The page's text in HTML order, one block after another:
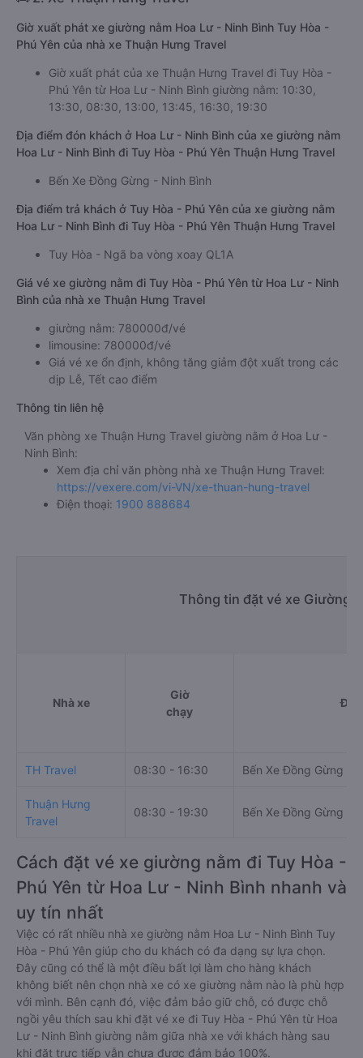
Giờ xuất phát xe giường nằm Hoa Lư - Ninh Bình Tuy Hòa -
Phú Yên của nhà xe Thuận Hưng Travel
Giờ xuất phát của xe Thuận Hưng Travel đi Tuy Hòa -
Phú Yên từ Hoa Lư - Ninh Bình giường nằm: 10:30,
13:30, 08:30, 13:00, 13:45, 16:30, 19:30
Địa điểm đón khách ở Hoa Lư - Ninh Bình của xe giường nằm
Hoa Lư - Ninh Bình đi Tuy Hòa - Phú Yên Thuận Hưng Travel
Bến Xe Đồng Gừng - Ninh Bình
Địa điểm trả khách ở Tuy Hòa - Phú Yên của xe giường nằm
Hoa Lư - Ninh Bình đi Tuy Hòa - Phú Yên Thuận Hưng Travel
Tuy Hòa - Ngã ba vòng xoay QL1A
Giá vé xe giường nằm đi Tuy Hòa - Phú Yên từ Hoa Lư - Ninh
Bình của nhà xe Thuận Hưng Travel
giường nằm: 780000đ/vé
limousine: 780000đ/vé
Giá vé xe ổn định, không tăng giảm đột xuất trong các
dịp Lễ, Tết cao điểm
Thông tin liên hệ
Văn phòng xe Thuận Hưng Travel giường nằm ở Hoa Lư -
Ninh Bình:
Xem địa chỉ văn phòng nhà xe Thuận Hưng Travel:
https://vexere.com/vi-VN/xe-thuan-hung-travel
Điện thoại: 1900 888684
Thông tin đặt vé xe Giường
Nhà xe
Giờ
chạy
TH Travel 08:30 - 16:30 Bến Xe Đồng Gừng -
Thuận Hưng
Travel
08:30 - 19:30 Bến Xe Đồng Gừng -
Cách đặt vé xe giường nằm đi Tuy Hòa -
Phú Yên từ Hoa Lư - Ninh Bình nhanh và
uy tín nhất
Việc có rất nhiều nhà xe giường nằm Hoa Lư - Ninh Bình Tuy
Hòa - Phú Yên giúp cho du khách có đa dạng sự lựa chọn.
Đây cũng có thể là một điều bất lợi làm cho hàng khách
không biết nên chọn nhà xe có xe giường nằm nào là phù hợp
với mình. Bên cạnh đó, việc đảm bảo giữ chỗ, có được chỗ
ngồi yêu thích sau khi đặt vé xe đi Tuy Hòa - Phú Yên từ Hoa
Lư - Ninh Bình giường nằm giữa nhà xe với khách hàng sau
khi đặt trực tiếp vẫn chưa được đảm bảo 100%.